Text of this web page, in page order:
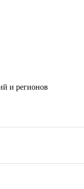
и регионов